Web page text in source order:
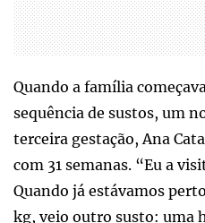
Quando a família
sequência de sustos, um
terceira gestação, Ana
com 31 semanas. “Eu a
Quando já estávamos
kg, veio outro susto: uma